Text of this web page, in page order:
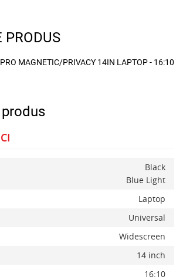
PRODUS
MAGNETIC/PRIVACY 14IN LAPTOP - 16:10
Black
Blue Light
Laptop
Universal
Widescreen
14 inch
16:10